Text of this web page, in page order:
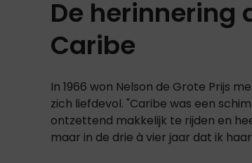
De herinnering
Caribe
In 1966 won Nelson de Grote Prijs
zich liefdevol. "Caribe was een
ontzettend makkelijk te rijden en
maar in de drie à vier jaar dat ik